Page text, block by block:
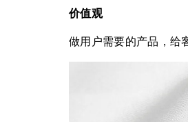
价值观
做用户需要的产品，给